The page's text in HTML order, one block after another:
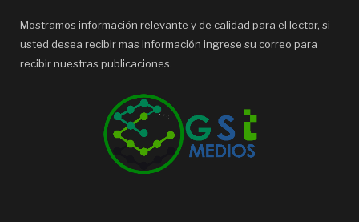
Mostramos información relevante y de calidad para el lector, si
usted desea recibir mas información ingrese su correo para
recibir nuestras publicaciones.